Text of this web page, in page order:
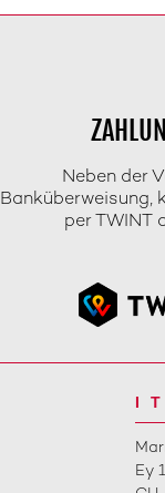
Neben der
Banküberweisung,
per TWINT
Ey